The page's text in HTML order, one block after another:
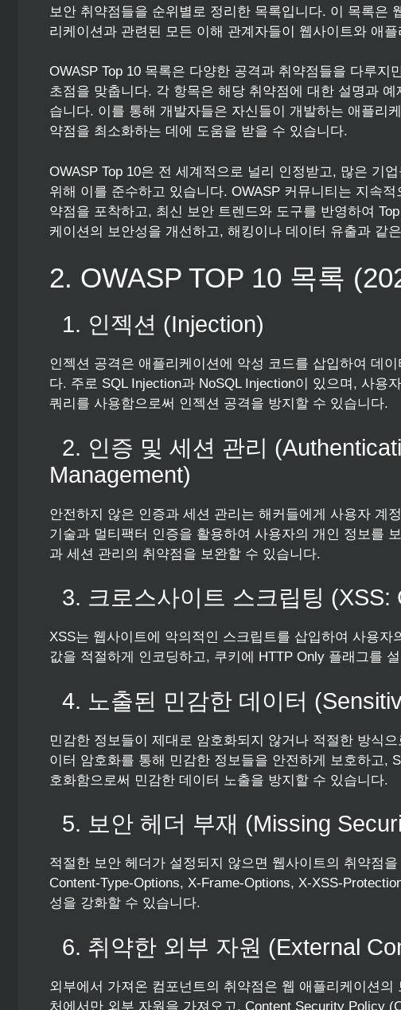
보안 취약점들을 순위별로 정리한 목록입니다. 이 목록은
리케이션과 관련된 모든 이해 관계자들이 웹사이트와 애
OWASP Top 10 목록은 다양한 공격과 취약점들을 다루지
초점을 맞춥니다. 각 항목은 해당 취약점에 대한 설명과
습니다. 이를 통해 개발자들은 자신들이 개발하는 애플리
약점을 최소화하는 데에 도움을 받을 수 있습니다.
OWASP Top 10은 전 세계적으로 널리 인정받고, 많은 기
위해 이를 준수하고 있습니다. OWASP 커뮤니티는 지속
약점을 포착하고, 최신 보안 트렌드와 도구를 반영하여
케이션의 보안성을 개선하고, 해킹이나 데이터 유출과 같
2. OWASP TOP 10 목록
1. 인젝션 (Injection)
인젝션 공격은 애플리케이션에 악성 코드를 삽입하여 데
다. 주로 SQL Injection과 NoSQL Injection이 있으며, 사용
쿼리를 사용함으로써 인젝션 공격을 방지할 수 있습니다.
2. 인증 및 세션 관리
Management)
안전하지 않은 인증과 세션 관리는 해커들에게 사용자 계
기술과 멀티팩터 인증을 활용하여 사용자의 개인 정보를
과 세션 관리의 취약점을 보완할 수 있습니다.
3. 크로스사이트 스크립팅 (XSS:
XSS는 웹사이트에 악의적인 스크립트를 삽입하여 사용
값을 적절하게 인코딩하고, 쿠키에 HTTP Only 플래그를
4. 노출된 민감한 데이터
민감한 정보들이 제대로 암호화되지 않거나 적절한 방식
이터 암호화를 통해 민감한 정보들을 안전하게 보호하고,
호화함으로써 민감한 데이터 노출을 방지할 수 있습니다.
5. 보안 헤더 부재 (Missing
적절한 보안 헤더가 설정되지 않으면 웹사이트의 취약점
Content-Type-Options, X-Frame-Options, X-XSS-
성을 강화할 수 있습니다.
6. 취약한 외부 자원 (External
외부에서 가져온 컴포넌트의 취약점은 웹 애플리케이션
처에서만 외부 자원을 가져오고, Content Security Policy